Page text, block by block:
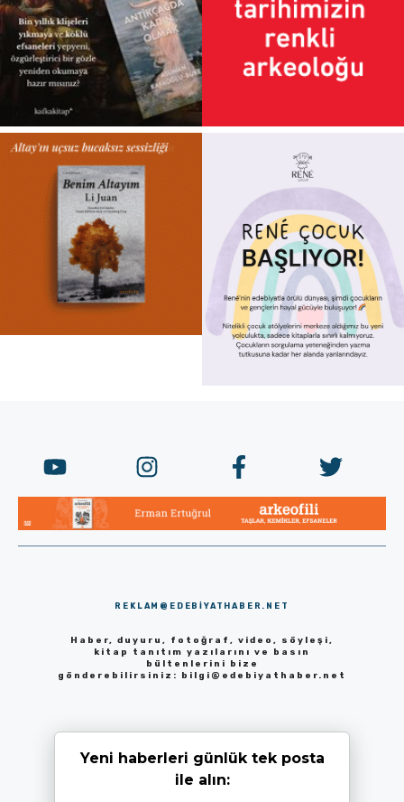
REKLAM@EDEBIYATHABER.NET
Haber, duyuru, fotoğraf, video, söyleşi,
kitap tanıtım yazılarını ve basın
bültenlerini bize
gönderebilirsiniz: bilgi@edebiyathaber.net
Yeni haberleri günlük tek posta
ile alın: